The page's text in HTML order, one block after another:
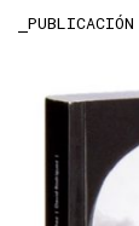
PUBLICACIÓN